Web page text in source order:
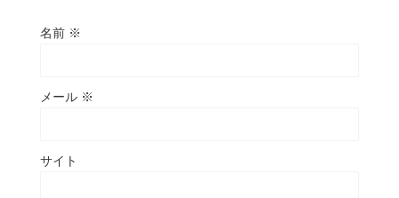
名前 ※
メール ※
サイト